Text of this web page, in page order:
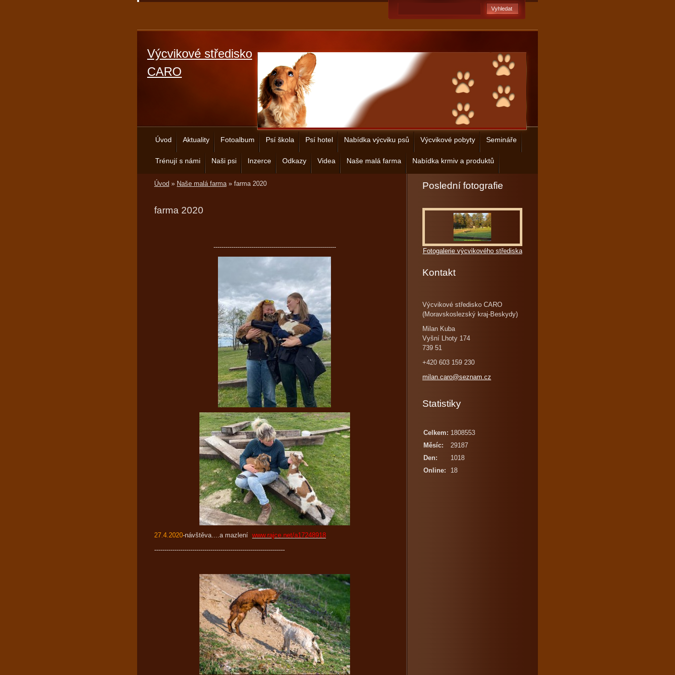
Výcvikové středisko
CARO
Úvod Aktuality Fotoalbum Psí škola Psí hotel Nabídka výcviku psů Výcvikové pobyty Semináře
Trénují s námi Naši psi Inzerce Odkazy Videa Naše malá farma Nabídka krmiv a produktů
Úvod » Naše malá farma» farma 2020
farma 2020
-------------------------------------------------------------
27.4.2020-návštěva....a mazlení www.rajce.net/a17248918
-----------------------------------------------------------------
Poslední fotografie
Fotogalerie výcvikového střediska
Kontakt
Výcvikové středisko CARO
(Moravskoslezský kraj-Beskydy)
Milan Kuba
Vyšní Lhoty 174
739 51
+420 603 159 230
milan.caro@seznam.cz
Statistiky
Online: 18
Celkem: 1808553
Měsíc:
29187
Den:
1018